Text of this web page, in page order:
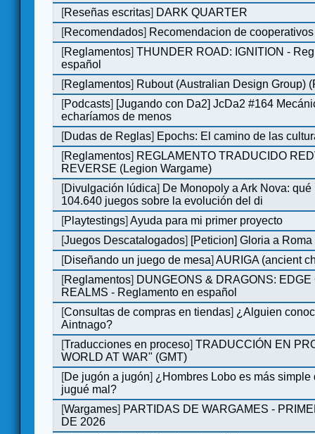
[Reseñas escritas] DARK QUARTER
[Recomendados] Recomendacion de
[Reglamentos]THUNDER ROAD: IGNITION -
español
[Reglamentos] Rubout (Australian Design Group)
[Podcasts] [Jugando con Da2] JcDa2 #164
echaríamos de menos
[Dudas de Reglas] Epochs: El camino de las
[Reglamentos] REGLAMENTO TRADUCIDO
REVERSE (Legion Wargame)
[Divulgación lúdica] De Monopoly a Ark Nova:
104.640 juegos sobre la evolución del di
[Playtestings]Ayuda para mi primer proyecto
[Juegos Descatalogados] [Peticion] Gloria a Roma
[Diseñando un juego de mesa]AURIGA (ancient
[Reglamentos] DUNGEONS & DRAGONS: EDGE
REALMS - Reglamento en español
[Consultas de compras en tiendas] ¿Alguien
Aintnago?
[Traducciones en proceso]TRADUCCIÓN EN
WORLD AT WAR" (GMT)
[De jugón a jugón] ¿Hombres Lobo es más simple
jugué mal?
[Wargames] PARTIDAS DE WARGAMES -
DE 2026